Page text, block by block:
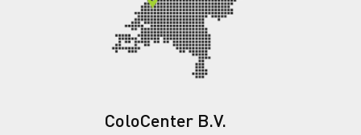
ColoCenter B.V.